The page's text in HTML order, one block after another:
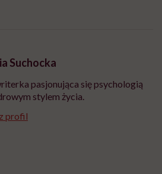
Suchocka
pasjonująca się psychologią
stylem życia.
profil